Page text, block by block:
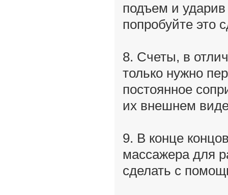
подъем и
попробуйте это
8. Счеты, в
только нужно
постоянное
их внешнем
9. В конце
массажера для
сделать с